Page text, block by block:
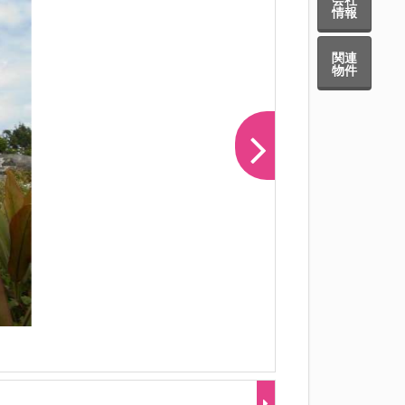
情報
関連
物件